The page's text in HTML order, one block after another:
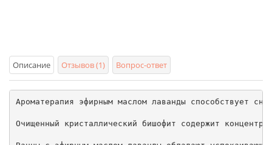
Описание Отзывов (1) Вопрос-ответ
Ароматерапия эфирным маслом лаванды способствует
Очищенный кристаллический бишофит содержит